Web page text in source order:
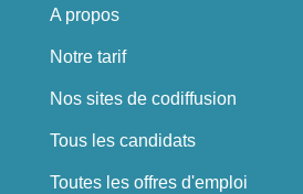
A propos
Notre tarif
Nos sites de codiffusion
Tous les candidats
Toutes les offres d'emploi